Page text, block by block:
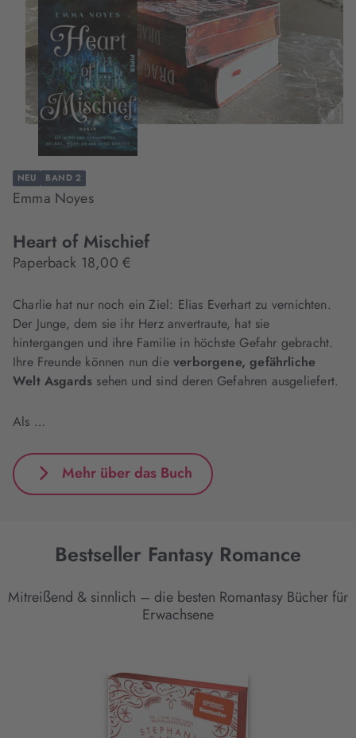
NEU BAND 2
Emma Noyes
Heart of Mischief
Paperback 18,00 €
Charlie hat nur noch ein Ziel: Elias Everhart zu vernichten.
Der Junge, dem sie ihr Herz anvertraute, hat sie
hintergangen und ihre Familie in höchste Gefahr gebracht.
Ihre Freunde können nun dieverborgene, gefährliche
Welt Asgards sehen und sind deren Gefahren ausgeliefert.
Als …
Mehr über das Buch
Bestseller Fantasy Romance
Mitreißend & sinnlich – die besten Romantasy Bücher für
Erwachsene
Interaktives